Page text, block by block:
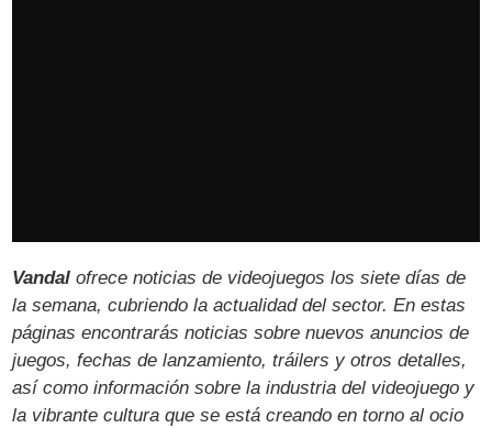
Vandal ofrece noticias de videojuegos los siete días de
la semana, cubriendo la actualidad del sector. En estas
páginas encontrarás noticias sobre nuevos anuncios de
juegos, fechas de lanzamiento, tráilers y otros detalles,
así como información sobre la industria del videojuego y
la vibrante cultura que se está creando en torno al ocio